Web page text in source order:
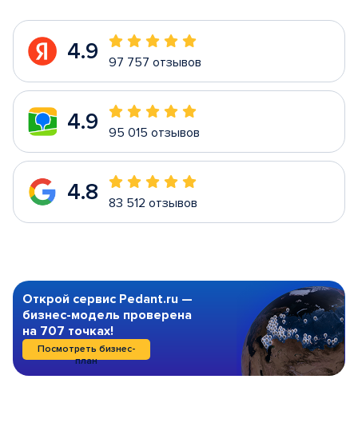
4.9 97 757 отзывов
4.9 95 015 отзывов
4.8 83 512 отзывов
Открой сервис Pedant.ru —
бизнес-модель проверена
на 707 точках!
Посмотреть бизнес-
план